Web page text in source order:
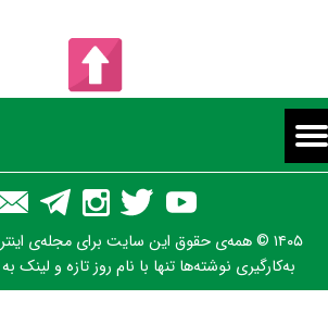
۱۴۰۵ © همه‌ی حقوق این سایت برای مجله‌ی
به‌کارگیری نوشته‌ها تنها با نام روز تازه و لینک